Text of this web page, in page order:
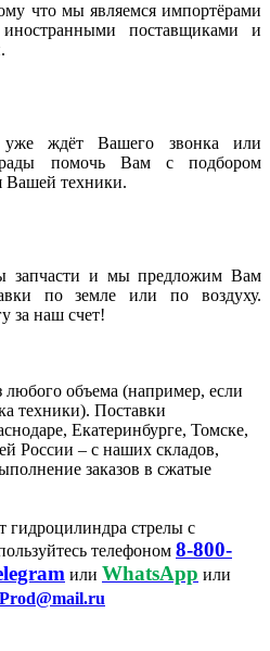
что мы являемся импортёрами
поставщиками и
уже ждёт Вашего звонка или
помочь Вам с подбором
Вашей техники.
запчасти и мы предложим Вам
по земле или по воздуху.
за наш счет!
объема (например, если
техники). Поставки
Екатеринбурге, Томске,
России – с наших складов,
заказов в сжатые
гидроцилиндра стрелы с
телефоном 8-800-
или WhatsApp или